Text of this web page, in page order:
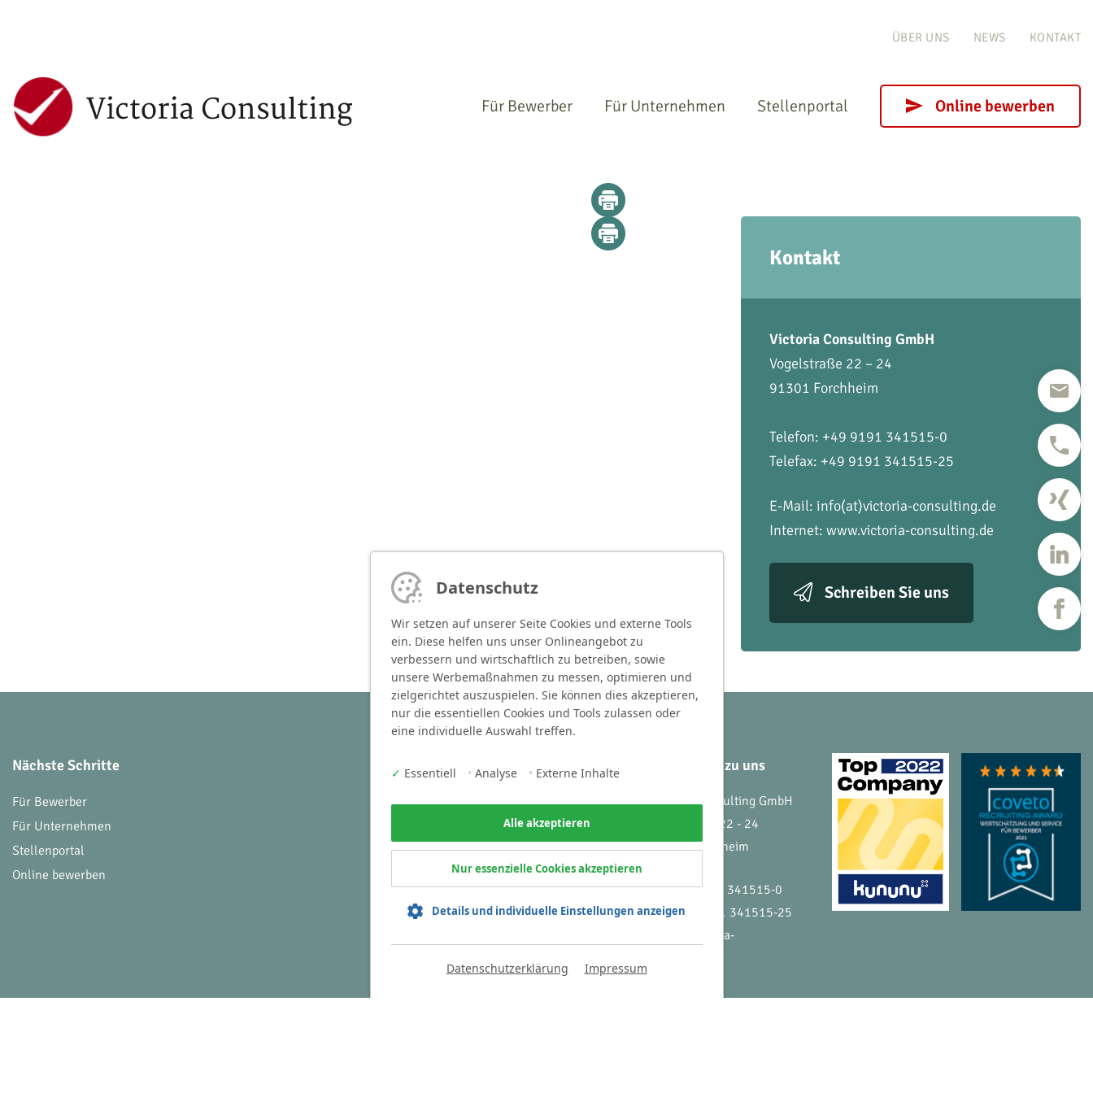
ÜBER UNS NEWS KONTAKT
Für Bewerber Für Unternehmen Stellenportal Online bewerben
Kontakt
Victoria Consulting GmbH
Vogelstraße 22 – 24
91301 Forchheim
Telefon: +49 9191 341515-0
Telefax: +49 9191 341515-25
E-Mail: info(at)victoria-consulting.de
Internet: www.victoria-consulting.de
Schreiben Sie uns
Nächste Schritte
Für Bewerber
Für Unternehmen
Stellenportal
Online bewerben
Branchen
Business und Steuern
Ihr Kontakt zu uns
Victoria Consulting GmbH
Vogelstraße 22 - 24
91301 Forchheim
Tel+49 9191 341515-0
Fax +49 9191 341515-25
info(at)victoria-
Datenschutz
Wir setzen auf unserer Seite Cookies und externe Tools
ein. Diese helfen uns unser Onlineangebot zu
verbessern und wirtschaftlich zu betreiben, sowie
unsere Werbemaßnahmen zu messen, optimieren und
zielgerichtet auszuspielen. Sie können dies akzeptieren,
nur die essentiellen Cookies und Tools zulassen oder
eine individuelle Auswahl treffen.
✓ Essentiell • Analyse • Externe Inhalte
Alle akzeptieren
Nur essenzielle Cookies akzeptieren
Details und individuelle Einstellungen anzeigen
Datenschutzerklärung Impressum